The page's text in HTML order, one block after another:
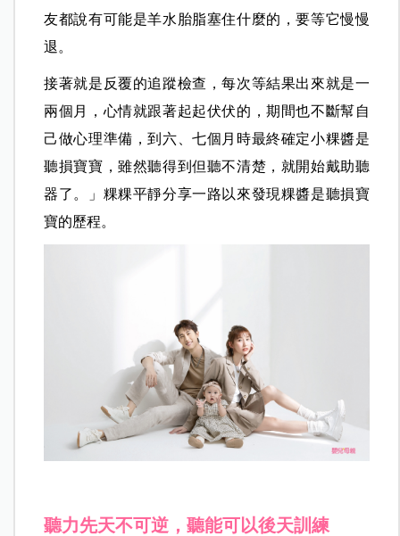
友都說有可能是羊水胎脂塞住什麼的，要等它慢慢
退。
接著就是反覆的追蹤檢查，每次等結果出來就是一
兩個月，心情就跟著起起伏伏的，期間也不斷幫自
己做心理準備，到六、七個月時最終確定小粿醬是
聽損寶寶，雖然聽得到但聽不清楚，就開始戴助聽
器了。」粿粿平靜分享一路以來發現粿醬是聽損寶
寶的歷程。
聽力先天不可逆，聽能可以後天訓練